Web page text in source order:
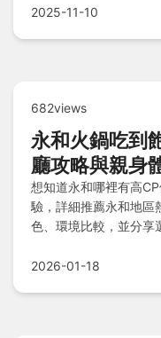
足味蕾探索之旅！
2025-11-10
682views
永和火鍋吃到
廳攻略與親身
想知道永和哪裡有高
驗，詳細推薦永和地區
色、環境比較，並分享
2026-01-18